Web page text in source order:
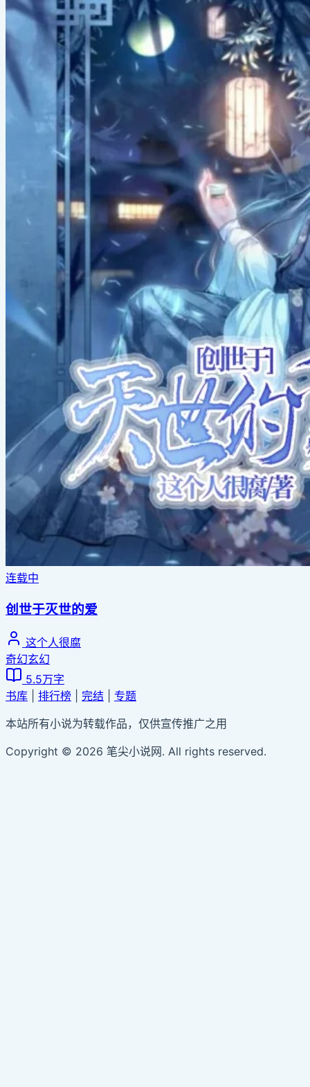
连载中
创世于灭世的爱
这个人很腐
奇幻玄幻
5.5万字
书库
排行榜 完结
专题
本站所有小说为转载作品，仅供宣传推广之用
Copyright © 2026 笔尖小说网. All rights reserved.